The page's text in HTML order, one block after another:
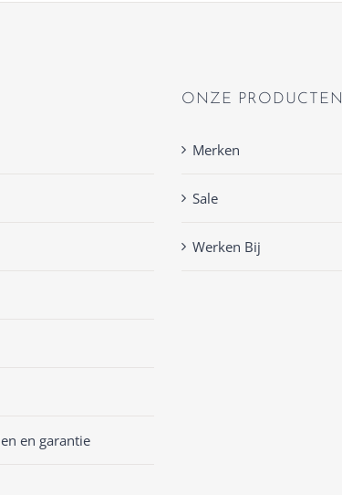
en garantie
ONZE PRODUCTEN
Merken
Sale
Werken Bij